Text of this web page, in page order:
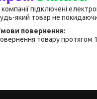
компанії підключені
який товар не
товару протягом